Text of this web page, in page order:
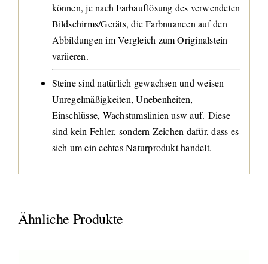
können, je nach Farbauflösung des verwendeten
Bildschirms/Geräts, die Farbnuancen auf den
Abbildungen im Vergleich zum Originalstein
variieren.
Steine sind natürlich gewachsen und weisen
Unregelmäßigkeiten, Unebenheiten,
Einschlüsse, Wachstumslinien usw auf. Diese
sind kein Fehler, sondern Zeichen dafür, dass es
sich um ein echtes Naturprodukt handelt.
Ähnliche Produkte